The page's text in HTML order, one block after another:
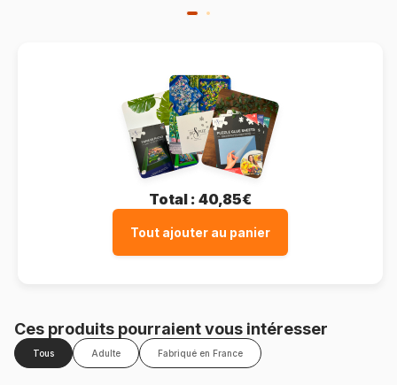
Total : 40,85€
Tout ajouter au panier
Ces produits pourraient vous intéresser
Tous Adulte Fabriqué en France